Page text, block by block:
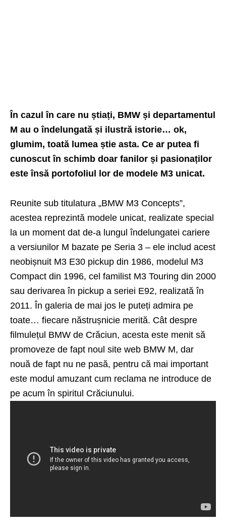
În cazul în care nu știați, BMW și departamentul
M au o îndelungată și ilustră istorie… ok,
glumim, toată lumea știe asta. Ce ar putea fi
cunoscut în schimb doar fanilor și pasionaților
este însă portofoliul lor de modele M3 unicat.
Reunite sub titulatura „BMW M3 Concepts”,
acestea reprezintă modele unicat, realizate special
la un moment dat de-a lungul îndelungatei cariere
a versiunilor M bazate pe Seria 3 – ele includ acest
neobișnuit M3 E30 pickup din 1986, modelul M3
Compact din 1996, cel familist M3 Touring din 2000
sau derivarea în pickup a seriei E92, realizată în
2011. În galeria de mai jos le puteți admira pe
toate… fiecare năstrușnicie merită. Cât despre
filmulețul BMW de Crăciun, acesta este menit să
promoveze de fapt noul site web BMW M, dar
nouă de fapt nu ne pasă, pentru că mai important
este modul amuzant cum reclama ne introduce de
pe acum în spiritul Crăciunului.